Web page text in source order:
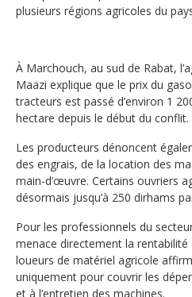
plusieurs régions agricoles du
À Marchouch, au sud de Rabat,
Maazi explique que le prix du
tracteurs est passé d’environ 1
hectare depuis le début du conflit.
Les producteurs dénoncent
des engrais, de la location des
main-d’œuvre. Certains ouvriers
désormais jusqu’à 250 dirhams
Pour les professionnels du
menace directement la
loueurs de matériel agricole
uniquement pour couvrir les
et à l’entretien des machines.